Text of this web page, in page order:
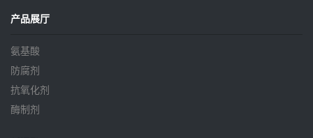
产品展厅
氨基酸
防腐剂
抗氧化剂
酶制剂